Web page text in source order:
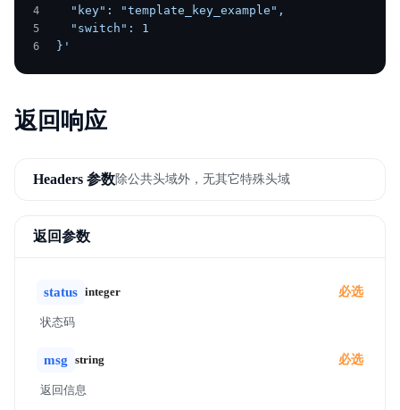
  "key": "template_key_example",
  "switch": 1
}'
返回响应
Headers 参数除公共头域外，无其它特殊头域
返回参数
status integer
状态码
必选
msg string
返回信息
必选